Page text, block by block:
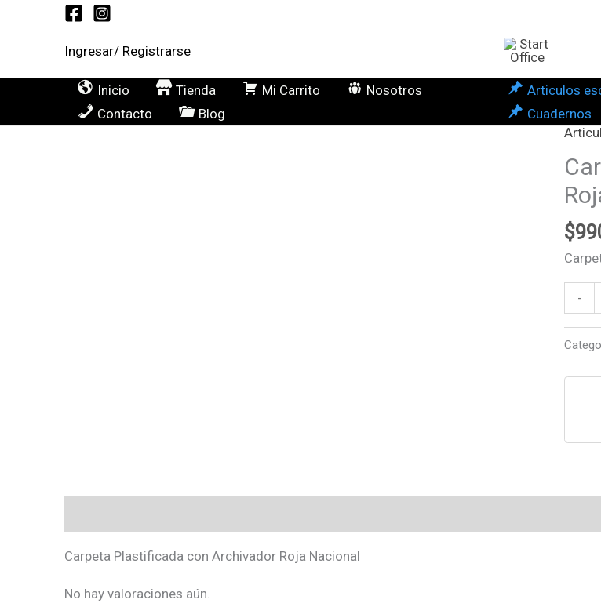
Ingresar/ Registrarse
Inicio Tienda Mi Carrito
Nosotros
Contacto
Blog
Articulos
Cuadernos
$
-
Roja
Carpeta Plastificada con Archivador Roja Nacional
No hay valoraciones aún.